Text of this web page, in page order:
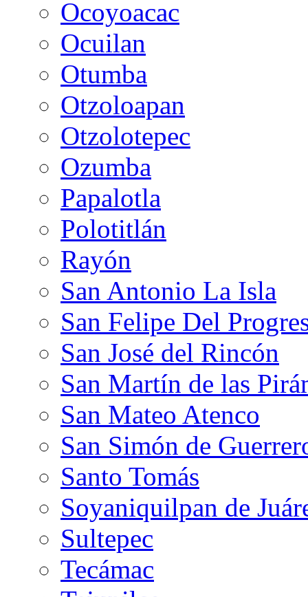
Ocoyoacac
Ocuilan
Otumba
Otzoloapan
Otzolotepec
Ozumba
Papalotla
Polotitlán
Rayón
San Antonio La Isla
San Felipe Del
San José del Rincón
San Martín de las
San Mateo Atenco
San Simón de
Santo Tomás
Soyaniquilpan de
Sultepec
Tecámac